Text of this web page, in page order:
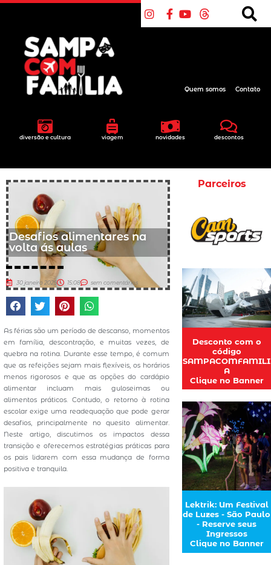
diversão e cultura viagem novidades descontos
Quem somos Contato
Desafios alimentares na
volta ás aulas
30 janeiro 2025 15:08 sem comentários
As férias são um período de descanso, momentos
em família, descontração, e muitas vezes, de
quebra na rotina. Durante esse tempo, é comum
que as refeições sejam mais flexíveis, os horários
menos rigorosos e que as opções do cardápio
alimentar incluam mais guloseimas ou
alimentos práticos. Contudo, o retorno à rotina
escolar exige uma readequação que pode gerar
desafios, principalmente no quesito alimentar.
Neste artigo, discutimos os impactos dessa
transição e oferecemos estratégias práticas para
os pais lidarem com essa mudança de forma
positiva e tranquila.
Parceiros
Desconto com o
código
SAMPACOMFAMILI
A
Clique no Banner
Lektrik: Um Festival
de Luzes - São Paulo
- Reserve seus
Ingressos
Clique no Banner